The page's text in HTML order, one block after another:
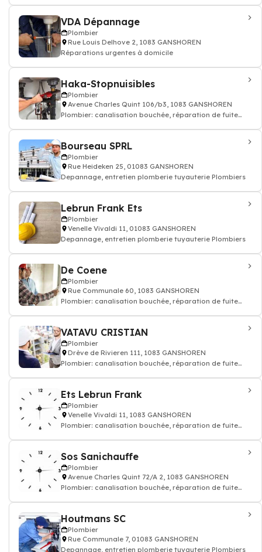
VDA Dépannage
Plombier
Rue Louis Delhove 2, 1083 GANSHOREN
Réparations urgentes à domicile
Haka-Stopnuisibles
Plombier
Avenue Charles Quint 106/b3, 1083 GANSHOREN
Plombier: canalisation bouchée, réparation de fuite
Bourseau SPRL
Plombier
Rue Heideken 25, 01083 GANSHOREN
Depannage, entretien plomberie tuyauterie Plombiers
Lebrun Frank Ets
Plombier
Venelle Vivaldi 11, 01083 GANSHOREN
Depannage, entretien plomberie tuyauterie Plombiers
De Coene
Plombier
Rue Communale 60, 1083 GANSHOREN
Plombier: canalisation bouchée, réparation de fuite
VATAVU CRISTIAN
Plombier
Drève de Rivieren 111, 1083 GANSHOREN
Plombier: canalisation bouchée, réparation de fuite
Ets Lebrun Frank
Plombier
Venelle Vivaldi 11, 1083 GANSHOREN
Plombier: canalisation bouchée, réparation de fuite
Sos Sanichauffe
Plombier
Avenue Charles Quint 72/A 2, 1083 GANSHOREN
Plombier: canalisation bouchée, réparation de fuite
Houtmans SC
Plombier
Rue Communale 7, 01083 GANSHOREN
Depannage, entretien plomberie tuyauterie Plombiers